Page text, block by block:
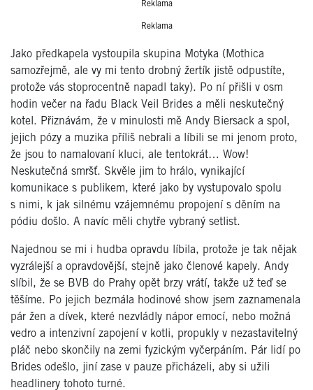
Reklama
Reklama
Jako předkapela vystoupila skupina Motyka (Mothica
samozřejmě, ale vy mi tento drobný žertík jistě odpustíte,
protože vás stoprocentně napadl taky). Po ní přišli v osm
hodin večer na řadu Black Veil Brides a měli neskutečný
kotel. Přiznávám, že v minulosti mě Andy Biersack a spol,
jejich pózy a muzika příliš nebrali a líbili se mi jenom proto,
že jsou to namalovaní kluci, ale tentokrát… Wow!
Neskutečná smršť. Skvěle jim to hrálo, vynikající
komunikace s publikem, které jako by vystupovalo spolu
s nimi, k jak silnému vzájemnému propojení s děním na
pódiu došlo. A navíc měli chytře vybraný setlist.
Najednou se mi i hudba opravdu líbila, protože je tak nějak
vyzrálejší a opravdovější, stejně jako členové kapely. Andy
slíbil, že se BVB do Prahy opět brzy vrátí, takže už teď se
těšíme. Po jejich bezmála hodinové show jsem zaznamenala
pár žen a dívek, které nezvládly nápor emocí, nebo možná
vedro a intenzivní zapojení v kotli, propukly v nezastavitelný
pláč nebo skončily na zemi fyzickým vyčerpáním. Pár lidí po
Brides odešlo, jiní zase v pauze přicházeli, aby si užili
headlinery tohoto turné.